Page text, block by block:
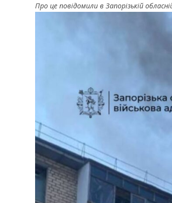
Про це повідомили в Запорізькій